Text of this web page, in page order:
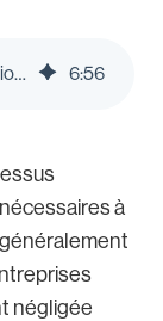
La gestion d’achat : comment améliorer ce processus? | Le blog Pleo 6:56
à
négligée